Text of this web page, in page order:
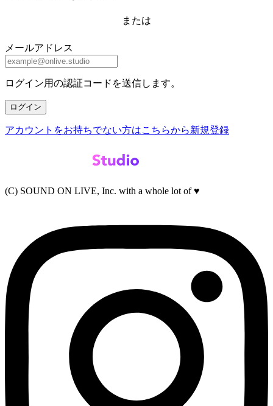
または
メールアドレス
ログイン用の認証コードを送信します。
ログイン
アカウントをお持ちでない方はこちらから新規登録
(C) SOUND ON LIVE, Inc. with a whole lot of ♥